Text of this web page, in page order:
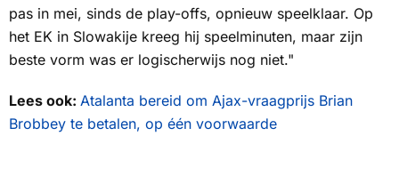
pas in mei, sinds de play-offs, opnieuw speelklaar. Op
het EK in Slowakije kreeg hij speelminuten, maar zijn
beste vorm was er logischerwijs nog niet."
Lees ook: Atalanta bereid om Ajax-vraagprijs Brian
Brobbey te betalen, op één voorwaarde